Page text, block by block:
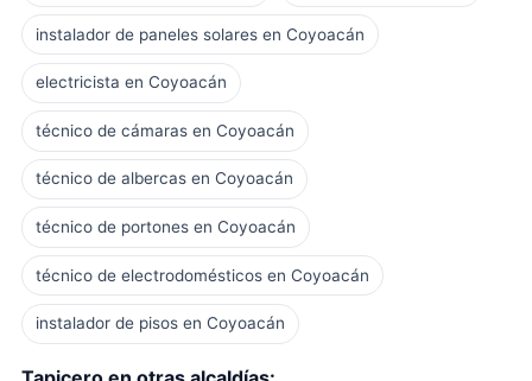
instalador de paneles solares en Coyoacán
electricista en Coyoacán
técnico de cámaras en Coyoacán
técnico de albercas en Coyoacán
técnico de portones en Coyoacán
técnico de electrodomésticos en Coyoacán
instalador de pisos en Coyoacán